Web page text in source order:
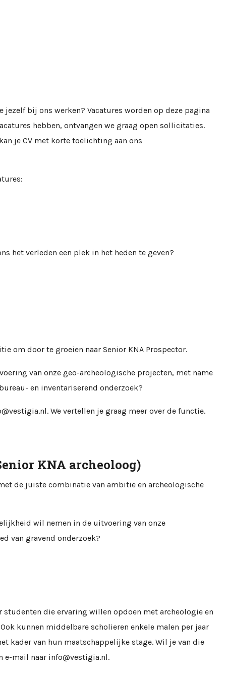
jezelf bij ons werken? Vacatures worden op deze pagina
hebben, ontvangen we graag open sollicitaties.
je CV met korte toelichting aan ons
het verleden een plek in het heden te geven?
om door te groeien naar Senior KNA Prospector.
van onze geo-archeologische projecten, met name
en inventariserend onderzoek?
We vertellen je graag meer over de functie.
KNA archeoloog)
de juiste combinatie van ambitie en archeologische
wil nemen in de uitvoering van onze
van gravend onderzoek?
die ervaring willen opdoen met archeologie en
kunnen middelbare scholieren enkele malen per jaar
kader van hun maatschappelijke stage. Wil je van die
mail naar info@vestigia.nl.